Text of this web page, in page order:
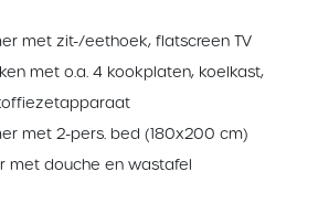
met zit-/eethoek, flatscreen TV
met o.a. 4 kookplaten, koelkast,
met 2-pers. bed (180x200 cm)
met douche en wastafel